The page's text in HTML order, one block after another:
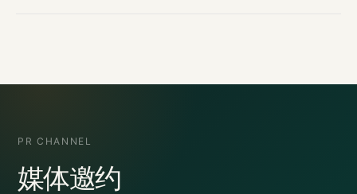
PR CHANNEL
媒体邀约